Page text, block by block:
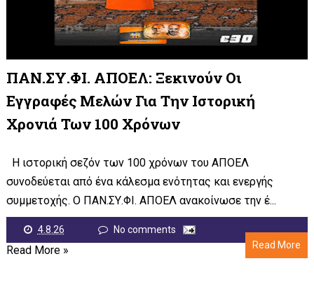
ΠΑΝ.ΣΥ.ΦΙ. ΑΠΟΕΛ: Ξεκινούν Οι
Εγγραφές Μελών Για Την Ιστορική
Χρονιά Των 100 Χρόνων
Η ιστορική σεζόν των 100 χρόνων του ΑΠΟΕΛ
συνοδεύεται από ένα κάλεσμα ενότητας και ενεργής
συμμετοχής. Ο ΠΑΝ.ΣΥ.ΦΙ. ΑΠΟΕΛ ανακοίνωσε την έ...
4.8.26
No comments
Read More
Read More »